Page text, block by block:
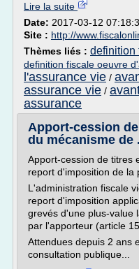
Lire la suite
Date: 2017-03-12
Site : http://
Thèmes liés : definition
definition fiscale oeuvre
l'assurance vie /
assurance vie /
assurance
Apport-cession
du mécanisme de
Apport-cession de titres
report d'imposition de la
L'administration fiscale
report d'imposition
grevés d'une plus-value
par l'apporteur (article
Attendues depuis 2 ans
consultation publique...